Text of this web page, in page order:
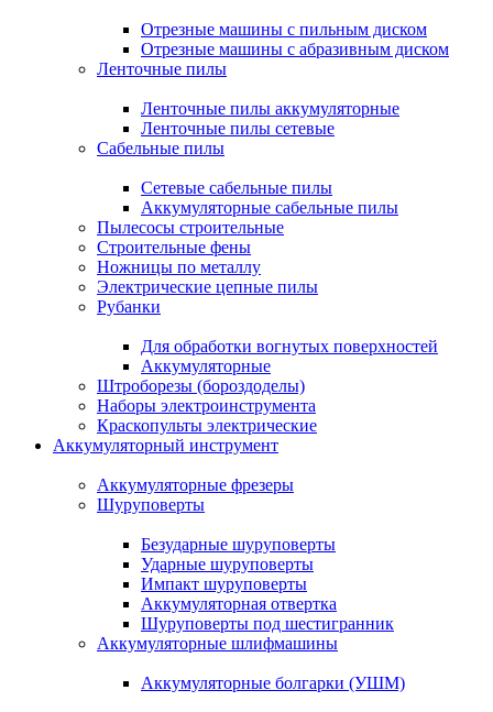
Отрезные машины с пильным диском
Отрезные машины с абразивным диском
Ленточные пилы
Ленточные пилы аккумуляторные
Ленточные пилы сетевые
Сабельные пилы
Сетевые сабельные пилы
Аккумуляторные сабельные пилы
Пылесосы строительные
Строительные фены
Ножницы по металлу
Электрические цепные пилы
Рубанки
Для обработки вогнутых поверхностей
Аккумуляторные
Штроборезы (бороздоделы)
Наборы электроинструмента
Краскопульты электрические
Аккумуляторный инструмент
Аккумуляторные фрезеры
Шуруповерты
Безударные шуруповерты
Ударные шуруповерты
Импакт шуруповерты
Аккумуляторная отвертка
Шуруповерты под шестигранник
Аккумуляторные шлифмашины
Аккумуляторные болгарки (УШМ)